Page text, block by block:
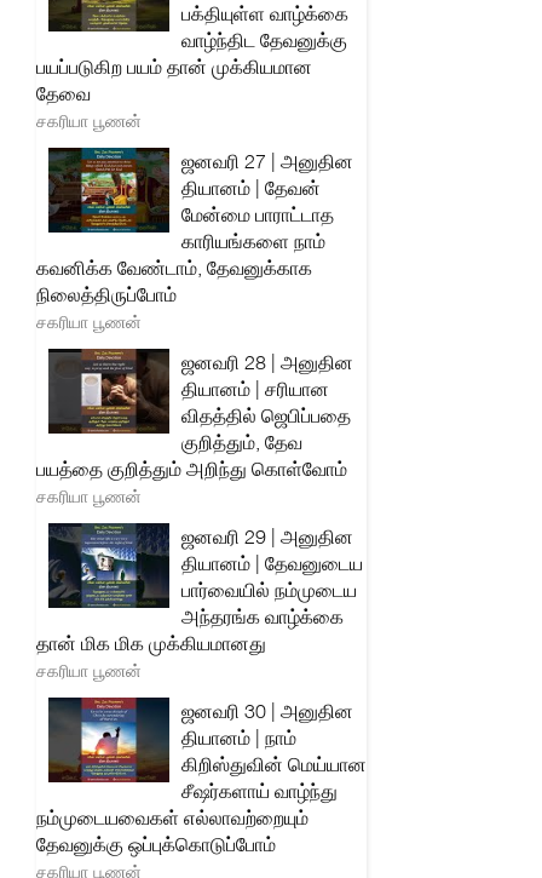
பக்தியுள்ள வாழ்க்கை
வாழ்ந்திட தேவனுக்கு
பயப்படுகிற பயம் தான் முக்கியமான
தேவை
சகரியா பூணன்
ஜனவரி 27 | அனுதின
தியானம் | தேவன்
மேன்மை பாராட்டாத
காரியங்களை நாம்
கவனிக்க வேண்டாம், தேவனுக்காக
நிலைத்திருப்போம்
சகரியா பூணன்
ஜனவரி 28 | அனுதின
தியானம் | சரியான
விதத்தில் ஜெபிப்பதை
குறித்தும், தேவ
பயத்தை குறித்தும் அறிந்து கொள்வோம்
சகரியா பூணன்
ஜனவரி 29 | அனுதின
தியானம் | தேவனுடைய
பார்வையில் நம்முடைய
அந்தரங்க வாழ்க்கை
தான் மிக மிக முக்கியமானது
சகரியா பூணன்
ஜனவரி 30 | அனுதின
தியானம் | நாம்
கிறிஸ்துவின் மெய்யான
சீஷர்களாய் வாழ்ந்து
நம்முடையவைகள் எல்லாவற்றையும்
தேவனுக்கு ஒப்புக்கொடுப்போம்
சகரியா பூணன்